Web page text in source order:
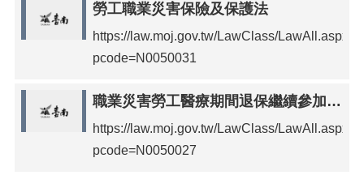
勞工職業災害保險及保護法
https://law.moj.gov.tw/LawClass/LawAll.aspx?
pcode=N0050031
職業災害勞工醫療期間退保繼續參加勞工保險辦法
https://law.moj.gov.tw/LawClass/LawAll.aspx?
pcode=N0050027